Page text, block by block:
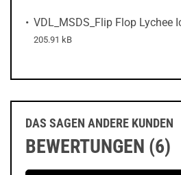
VDL_MSDS_Flip Flop Lychee
205.91 kB
DAS SAGEN ANDERE KUNDEN
BEWERTUNGEN (6)